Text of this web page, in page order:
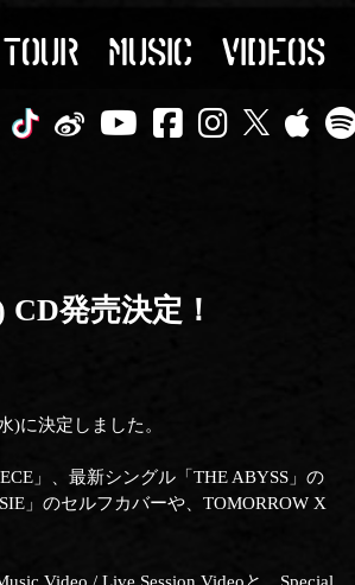
TOUR MUSIC VIDEOS
発売決定！
)に決定しました。
」、最新シングル「THE ABYSS」の
」のセルフカバーや、TOMORROW X